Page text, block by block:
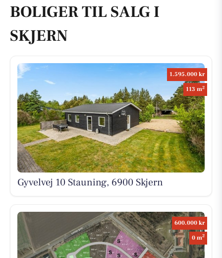
BOLIGER TIL SALG I
SKJERN
1.595.000 kr
113 m2
Gyvelvej 10 Stauning, 6900 Skjern
600.000 kr
0 m2